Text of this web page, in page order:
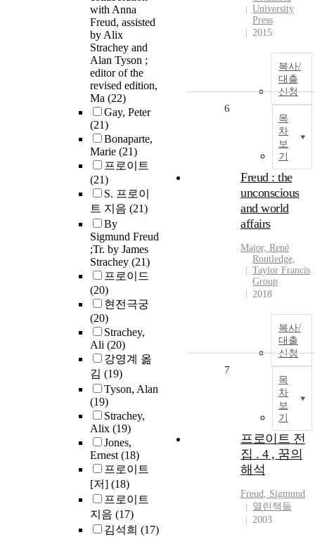
with Anna
Freud, assisted
by Alix
Strachey and
Alan Tyson ;
editor of the
revised edition,
Ma (22)
Gay, Peter
(21)
Bonaparte,
Marie (21)
프로이트
(21)
S. 프로이
트 지음 (21)
By
Sigmund Freud
;Tr. by James
Strachey (21)
프로이드
(20)
현전극궁
(20)
Strachey,
Ali (20)
강영계 옮
김 (19)
Tyson, Alan
(19)
Strachey,
Alix (19)
Jones,
Ernest(18)
프로이트
[저] (18)
프로이트
지음 (17)
김석희 (17)
University
Press
2015
복사/
대출
신청
목
차
보
기
6
Freud : the
unconscious
and world
affairs
Major, René
Routledge,
Taylor Francis
Group
2018
복사/
대출
신청
목
차
보
기
7
프로이트 전
집 . 4 , 꿈의
해석
Freud, Sigmund
열린책들
2003